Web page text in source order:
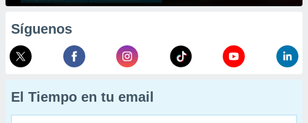
Síguenos
El Tiempo en tu email